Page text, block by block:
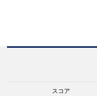
スコア